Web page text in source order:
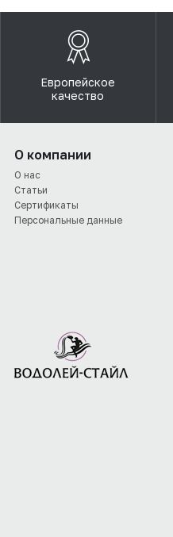
Европейское
качество
О компании
О нас
Статьи
Сертификаты
Персональные данные